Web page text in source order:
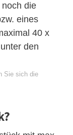
die
eines
40 x
den
Sie sich die